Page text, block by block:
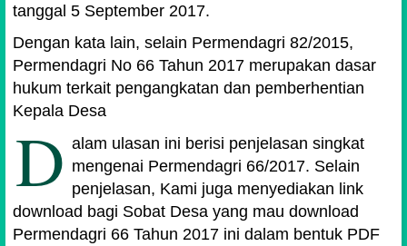
tanggal 5 September 2017.
Dengan kata lain, selain Permendagri 82/2015,
Permendagri No 66 Tahun 2017 merupakan dasar
hukum terkait pengangkatan dan pemberhentian
Kepala Desa
D alam ulasan ini berisi penjelasan singkat
mengenai Permendagri 66/2017. Selain
penjelasan, Kami juga menyediakan link
download bagi Sobat Desa yang mau download
Permendagri 66 Tahun 2017 ini dalam bentuk PDF